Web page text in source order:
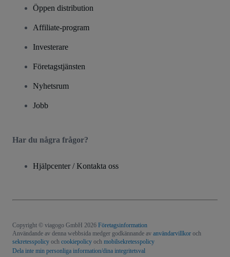
Öppen distribution
Affiliate-program
Investerare
Företagstjänsten
Nyhetsrum
Jobb
Har du några frågor?
Hjälpcenter / Kontakta oss
Copyright © viagogo GmbH 2026 Företagsinformation
Användande av denna webbsida medger godkännande av användarvillkor och
sekretesspolicy och cookiepolicy och mobilsekretesspolicy
Dela inte min personliga information/dina integritetsval